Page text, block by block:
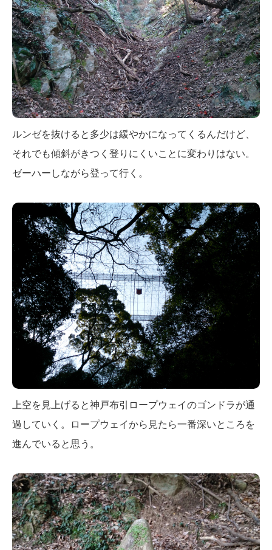
ルンゼを抜けると多少は緩やかになってくるんだけど、
それでも傾斜がきつく登りにくいことに変わりはない。
ゼーハーしながら登って行く。
上空を見上げると神戸布引ロープウェイのゴンドラが通
過していく。ロープウェイから見たら一番深いところを
進んでいると思う。